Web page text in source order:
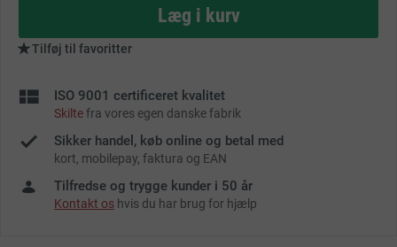
Læg i kurv
Tilføj til favoritter
ISO 9001 certificeret kvalitet
Skiltefra vores egen danske fabrik
Sikker handel, køb online og betal med
kort, mobilepay, faktura og EAN
Tilfredse og trygge kunder i 50 år
Kontakt os hvis du har brug for hjælp